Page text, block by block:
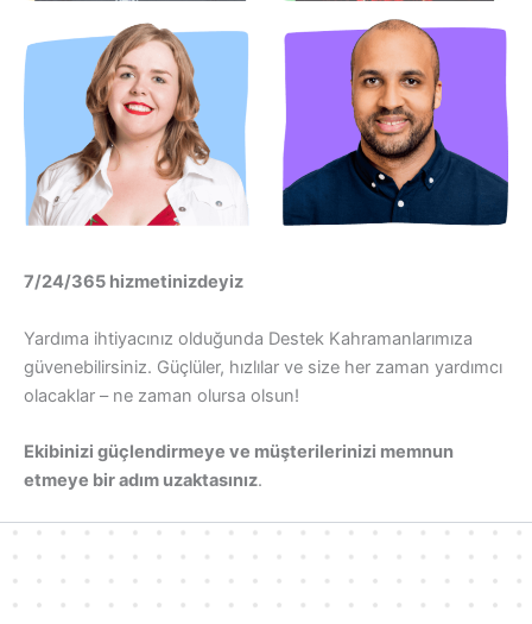
7/24/365 hizmetinizdeyiz
Yardıma ihtiyacınız olduğunda Destek Kahramanlarımıza
güvenebilirsiniz. Güçlüler, hızlılar ve size her zaman yardımcı
olacaklar – ne zaman olursa olsun!
Ekibinizi güçlendirmeye ve müşterilerinizi memnun
etmeye bir adım uzaktasınız.